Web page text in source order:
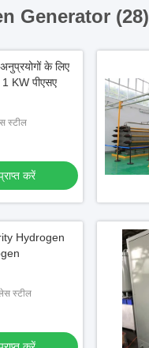
Generator (28)
के लिए
KW पीएसए
स्टील
करें
Hydrogen
स्टील